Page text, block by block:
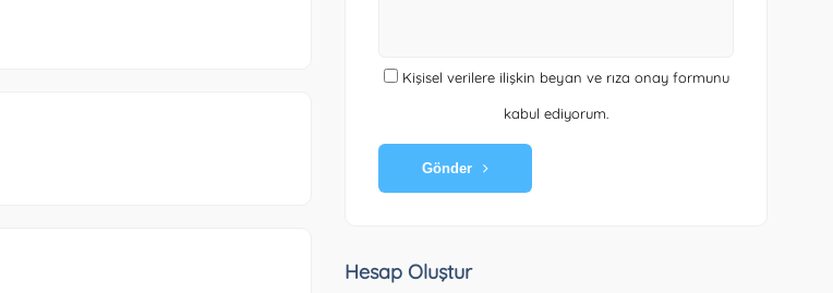
Kişisel verilere ilişkin beyan ve rıza onay formunu
kabul ediyorum.
Gönder
Hesap Oluştur